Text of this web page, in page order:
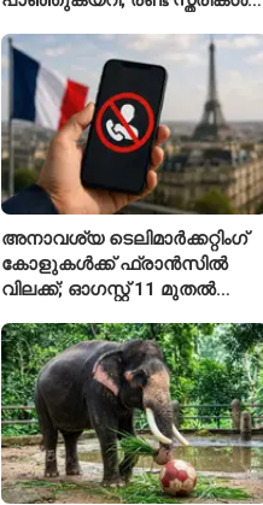
അനാവശ്യ ടെലിമാർക്കറ്റിംഗ്
കോളുകൾക്ക് ഫ്രാൻസിൽ
വിലക്ക്; ഓഗസ്റ്റ് 11 മുതൽ